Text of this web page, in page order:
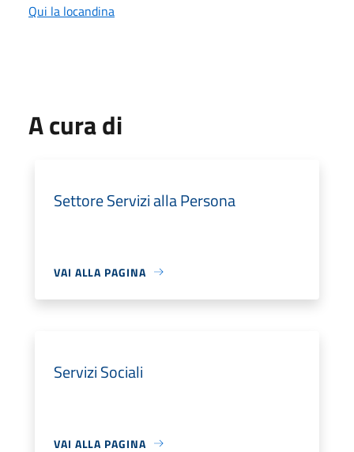
Qui la locandina
A cura di
Settore Servizi alla Persona
VAI ALLA PAGINA
Servizi Sociali
VAI ALLA PAGINA